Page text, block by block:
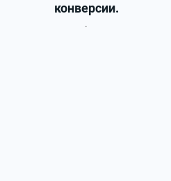
конверсии.
.